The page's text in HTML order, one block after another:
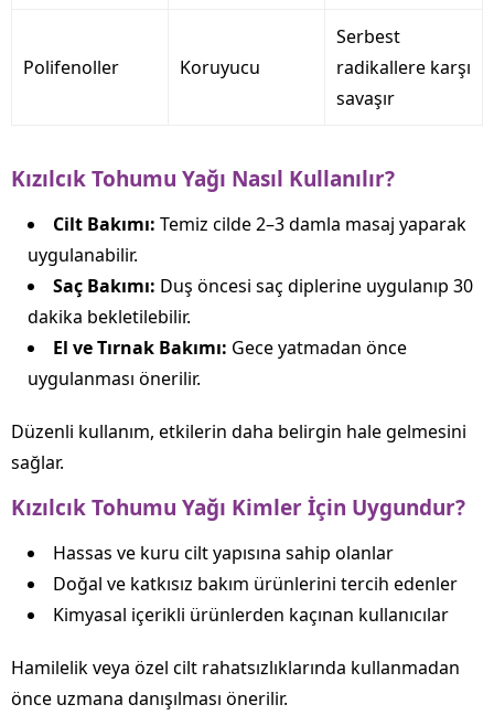
Polifenoller Koruyucu
Serbest
radikallere karşı
savaşır
Kızılcık Tohumu Yağı Nasıl Kullanılır?
Cilt Bakımı: Temiz cilde 2–3 damla masaj yaparak
uygulanabilir.
Saç Bakımı: Duş öncesi saç diplerine uygulanıp 30
dakika bekletilebilir.
El ve Tırnak Bakımı: Gece yatmadan önce
uygulanması önerilir.
Düzenli kullanım, etkilerin daha belirgin hale gelmesini
sağlar.
Kızılcık Tohumu Yağı Kimler İçin Uygundur?
Hassas ve kuru cilt yapısına sahip olanlar
Doğal ve katkısız bakım ürünlerini tercih edenler
Kimyasal içerikli ürünlerden kaçınan kullanıcılar
Hamilelik veya özel cilt rahatsızlıklarında kullanmadan
önce uzmana danışılması önerilir.